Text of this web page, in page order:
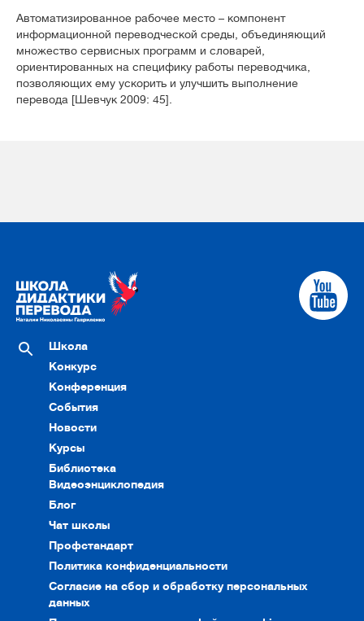
Автоматизированное рабочее место – компонент
информационной переводческой среды, объединяющий
множество сервисных программ и словарей,
ориентированных на специфику работы переводчика,
позволяющих ему ускорить и улучшить выполнение
перевода [Шевчук 2009: 45].
Школа
Конкурс
Конференция
События
Новости
Курсы
Библиотека
Видеоэнциклопедия
Блог
Чат школы
Профстандарт
Политика конфиденциальности
Согласие на сбор и обработку персональных
данных